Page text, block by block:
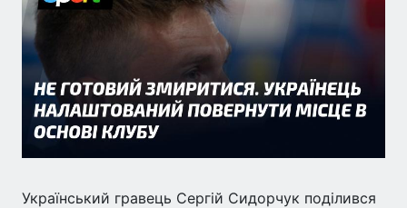
Український гравець Сергій Сидорчук поділився